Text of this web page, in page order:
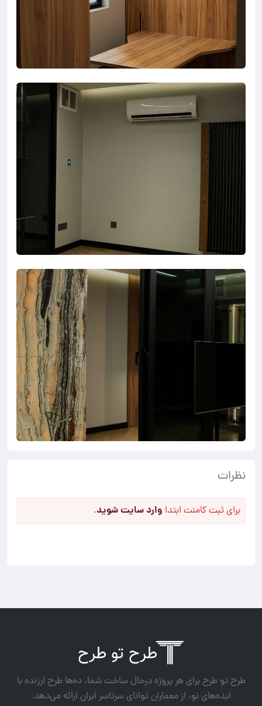
نظرات
برای ثبت کامنت ابتدا وارد سایت شوید.
طرح تو طرح برای هر پروژه درحال ساخت شما، ده‌‌ها طرح ارزنده با
ایده‌های نو، از معماران توانای سرتاسر ایران ارائه می‌دهد.